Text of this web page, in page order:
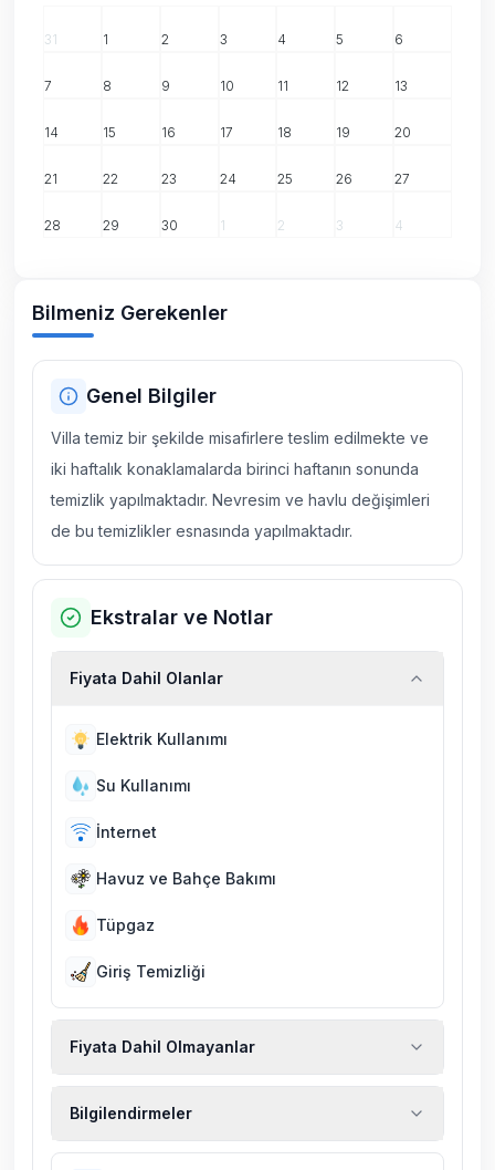
31 1 2 3 4 5 6
7 8 9 10 11 12 13
14 15 16 17 18 19 20
21 22 23 24 25 26 27
28 29 30 1 2 3 4
Bilmeniz Gerekenler
Genel Bilgiler
Villa temiz bir şekilde misafirlere teslim edilmekte ve
iki haftalık konaklamalarda birinci haftanın sonunda
temizlik yapılmaktadır. Nevresim ve havlu değişimleri
de bu temizlikler esnasında yapılmaktadır.
Ekstralar ve Notlar
Fiyata Dahil Olanlar
Elektrik Kullanımı
Su Kullanımı
İnternet
Havuz ve Bahçe Bakımı
Tüpgaz
Giriş Temizliği
Fiyata Dahil Olmayanlar
sigortaları fiyatlara dahil değildir.
Bilgilendirmeler